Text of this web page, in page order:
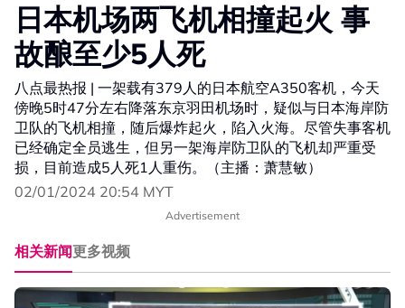
日本机场两飞机相撞起火 事
故酿至少5人死
八点最热报 | 一架载有379人的日本航空A350客机，今天
傍晚5时47分左右降落东京羽田机场时，疑似与日本海岸防
卫队的飞机相撞，随后爆炸起火，陷入火海。尽管失事客机
已经确定全员逃生，但另一架海岸防卫队的飞机却严重受
损，目前造成5人死1人重伤。（主播：萧慧敏）
02/01/2024 20:54 MYT
Advertisement
相关新闻更多视频